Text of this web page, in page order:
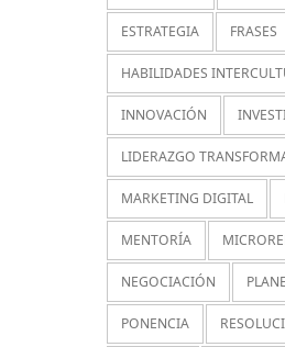
ESTRATEGIA FRASES
HABILIDADES
INNOVACIÓN
LIDERAZGO
MARKETING DIGITAL
MENTORÍA
NEGOCIACIÓN
PONENCIA